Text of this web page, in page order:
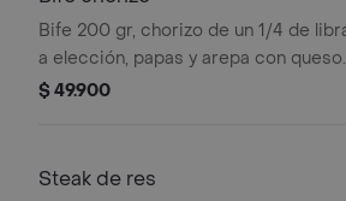
Bife 200 gr, chorizo de un 1/4 de libra
a elección, papas y arepa con queso.
$ 49.900
Steak de res